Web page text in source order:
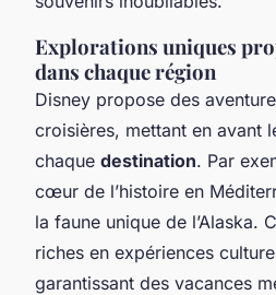
Explorations uniques
dans chaque région
Disney propose des
croisières, mettant en avant
chaque destination. Par
cœur de l’histoire en
la faune unique de l’Alaska.
riches en expériences
garantissant des vacances